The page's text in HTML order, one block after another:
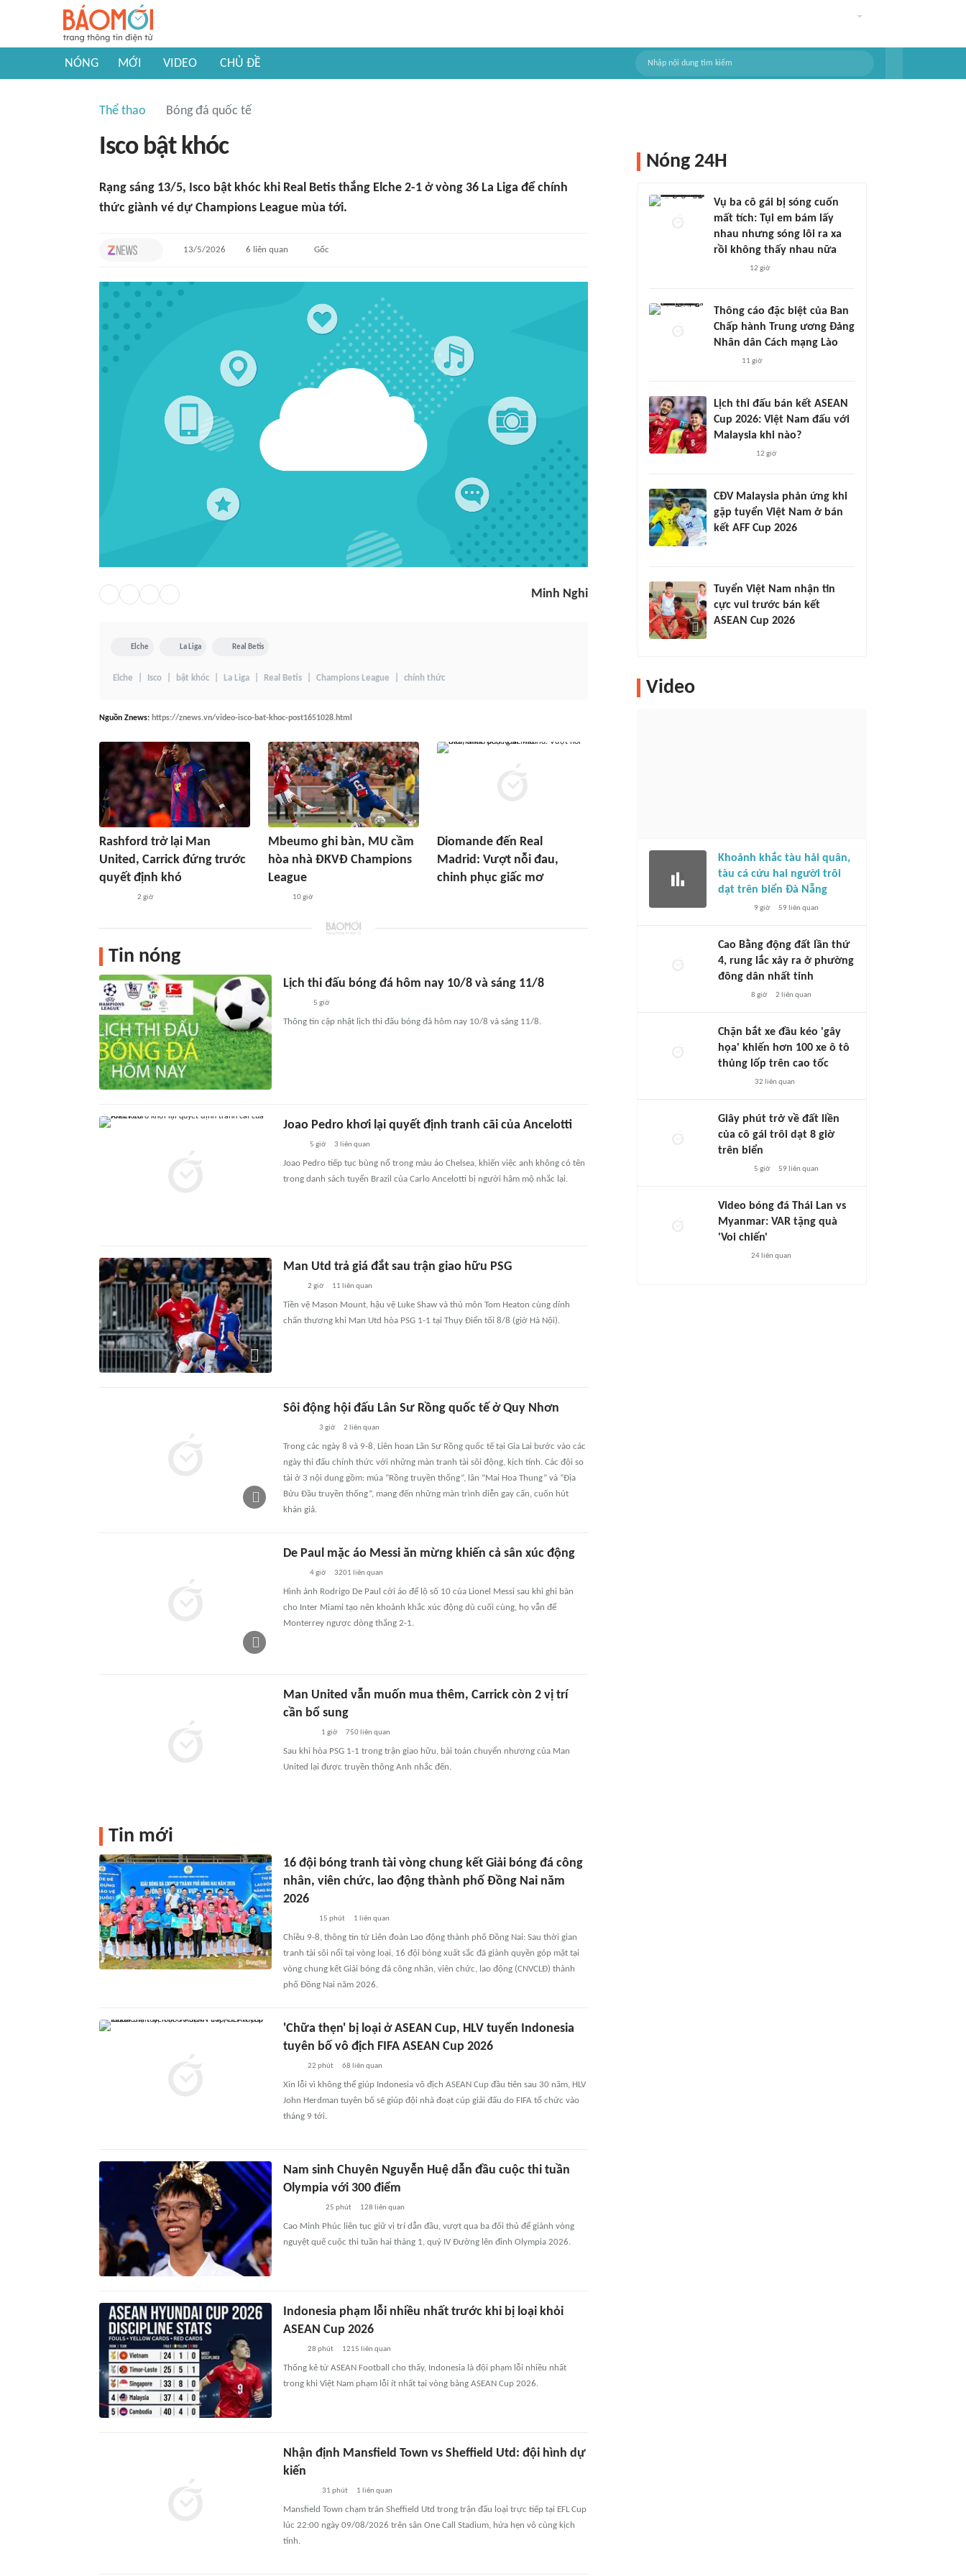
NÓNG MỚI VIDEO CHỦ ĐỀ
Thể thao Bóng đá quốc tế
Isco bật khóc
Rạng sáng 13/5, Isco bật khóc khi Real Betis thắng Elche 2-1 ở vòng 36 La Liga để chính
thức giành vé dự Champions League mùa tới.
13/5/2026 6 liên quan Gốc
Minh Nghi
Elche La Liga Real Betis
Elche Isco bật khóc La Liga Real Betis Champions League chính thức
Nguồn Znews: https://znews.vn/video-isco-bat-khoc-post1651028.html
Rashford trở lại Man
United, Carrick đứng trước
quyết định khó
2 giờ
Mbeumo ghi bàn, MU cầm
hòa nhà ĐKVĐ Champions
League
10 giờ
Diomande đến Real
Madrid: Vượt nỗi đau,
chinh phục giấc mơ
Tin nóng
Lịch thi đấu bóng đá hôm nay 10/8 và sáng 11/8
5 giờ
Thông tin cập nhật lịch thi đấu bóng đá hôm nay 10/8 và sáng 11/8.
Joao Pedro khơi lại quyết định tranh cãi của Ancelotti
5 giờ 3 liên quan
Joao Pedro tiếp tục bùng nổ trong màu áo Chelsea, khiến việc anh không có tên
trong danh sách tuyển Brazil của Carlo Ancelotti bị người hâm mộ nhắc lại.
Man Utd trả giá đắt sau trận giao hữu PSG
2 giờ 11 liên quan
Tiền vệ Mason Mount, hậu vệ Luke Shaw và thủ môn Tom Heaton cùng dính
chấn thương khi Man Utd hòa PSG 1-1 tại Thụy Điển tối 8/8 (giờ Hà Nội).
Sôi động hội đấu Lân Sư Rồng quốc tế ở Quy Nhơn
3 giờ 2 liên quan
Trong các ngày 8 và 9-8, Liên hoan Lân Sư Rồng quốc tế tại Gia Lai bước vào các
ngày thi đấu chính thức với những màn tranh tài sôi động, kịch tính. Các đội so
tài ở 3 nội dung gồm: múa “Rồng truyền thống”, lân “Mai Hoa Thung” và “Địa
Bửu Đầu truyền thống”, mang đến những màn trình diễn gay cấn, cuốn hút
khán giả.
De Paul mặc áo Messi ăn mừng khiến cả sân xúc động
4 giờ 3201 liên quan
Hình ảnh Rodrigo De Paul cởi áo để lộ số 10 của Lionel Messi sau khi ghi bàn
cho Inter Miami tạo nên khoảnh khắc xúc động dù cuối cùng, họ vẫn để
Monterrey ngược dòng thắng 2-1.
Man United vẫn muốn mua thêm, Carrick còn 2 vị trí
cần bổ sung
1 giờ 750liên quan
Sau khi hòa PSG 1-1 trong trận giao hữu, bài toán chuyển nhượng của Man
United lại được truyền thông Anh nhắc đến.
Tin mới
16 đội bóng tranh tài vòng chung kết Giải bóng đá công
nhân, viên chức, lao động thành phố Đồng Nai năm
2026
15 phút 1 liên quan
Chiều 9-8, thông tin từ Liên đoàn Lao động thành phố Đồng Nai: Sau thời gian
tranh tài sôi nổi tại vòng loại, 16 đội bóng xuất sắc đã giành quyền góp mặt tại
vòng chung kết Giải bóng đá công nhân, viên chức, lao động (CNVCLĐ) thành
phố Đồng Nai năm 2026.
'Chữa thẹn' bị loại ở ASEAN Cup, HLV tuyển Indonesia
tuyên bố vô địch FIFA ASEAN Cup 2026
22 phút 68 liên quan
Xin lỗi vì không thể giúp Indonesia vô địch ASEAN Cup đầu tiên sau 30 năm, HLV
John Herdman tuyên bố sẽ giúp đội nhà đoạt cúp giải đấu do FIFA tổ chức vào
tháng 9 tới.
Nam sinh Chuyên Nguyễn Huệ dẫn đầu cuộc thi tuần
Olympia với 300 điểm
25 phút 128 liên quan
Cao Minh Phúc liên tục giữ vị trí dẫn đầu, vượt qua ba đối thủ để giành vòng
nguyệt quế cuộc thi tuần hai tháng 1, quý IV Đường lên đỉnh Olympia 2026.
Indonesia phạm lỗi nhiều nhất trước khi bị loại khỏi
ASEAN Cup 2026
28 phút 1215 liên quan
Thống kê từ ASEAN Football cho thấy, Indonesia là đội phạm lỗi nhiều nhất
trong khi Việt Nam phạm lỗi ít nhất tại vòng bảng ASEAN Cup 2026.
Nhận định Mansfield Town vs Sheffield Utd: đội hình dự
kiến
31 phút 1 liên quan
Mansfield Town chạm trán Sheffield Utd trong trận đấu loại trực tiếp tại EFL Cup
lúc 22:00 ngày 09/08/2026 trên sân One Call Stadium, hứa hẹn vô cùng kịch
tính.
Nóng 24H
Vụ ba cô gái bị sóng cuốn
mất tích: Tụi em bám lấy
nhau nhưng sóng lôi ra xa
rồi không thấy nhau nữa
12 giờ
Thông cáo đặc biệt của Ban
Chấp hành Trung ương Đảng
Nhân dân Cách mạng Lào
11 giờ
Lịch thi đấu bán kết ASEAN
Cup 2026: Việt Nam đấu với
Malaysia khi nào?
12 giờ
CĐV Malaysia phản ứng khi
gặp tuyển Việt Nam ở bán
kết AFF Cup 2026
Tuyển Việt Nam nhận tin
cực vui trước bán kết
ASEAN Cup 2026
Video
Khoảnh khắc tàu hải quân,
tàu cá cứu hai người trôi
dạt trên biển Đà Nẵng
9 giờ 59 liên quan
Cao Bằng động đất lần thứ
4, rung lắc xảy ra ở phường
đông dân nhất tỉnh
8 giờ 2 liên quan
Chặn bắt xe đầu kéo 'gây
họa' khiến hơn 100 xe ô tô
thủng lốp trên cao tốc
32 liên quan
Giây phút trở về đất liền
của cô gái trôi dạt 8 giờ
trên biển
5 giờ 59 liên quan
Video bóng đá Thái Lan vs
Myanmar: VAR tặng quà
'Voi chiến'
24liên quan